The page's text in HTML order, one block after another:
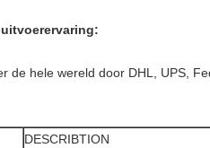
de hele wereld door DHL, UPS,
DESCRIBTION